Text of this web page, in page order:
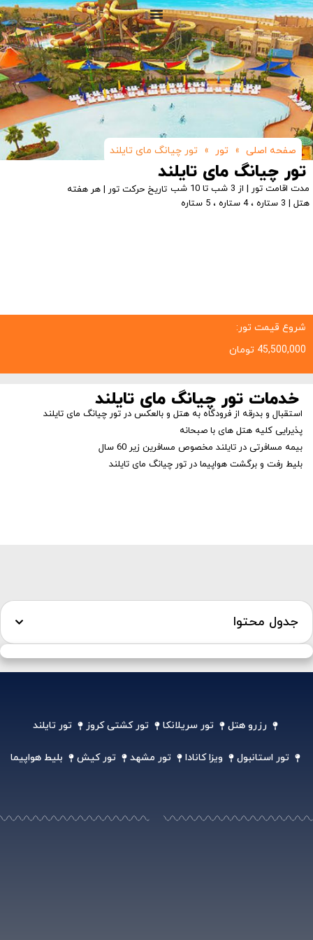
صفحه اصلی » تور » تور چیانگ مای تایلند
تور چیانگ مای تایلند
مدت اقامت تور | از 3 شب تا 10 شب
تاریخ حرکت تور | هر هفته
هتل | 3 ستاره ، 4 ستاره ، 5 ستاره
شروع قیمت تور:
45,500,000 تومان
خدمات تور چیانگ مای تایلند
استقبال و بدرقه از فرودگاه به هتل و بالعکس در تور چیانگ مای تایلند
پذیرایی کلیه هتل های با صبحانه
بیمه مسافرتی در تایلند مخصوص مسافرین زیر 60 سال
بلیط رفت و برگشت هواپیما در تور چیانگ مای تایلند
جدول محتوا
رزرو هتل تور سریلانکا تور کشتی کروز تور تایلند
تور استانبول ویزا کانادا تور مشهد تور کیش بلیط هواپیما